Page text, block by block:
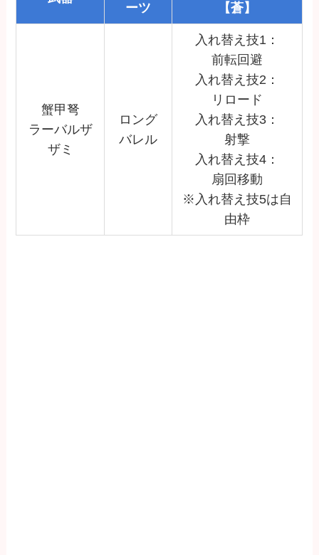
ーツ 【蒼】
蟹甲弩
ラーバルザ
ザミ
ロング
バレル
入れ替え技1：
前転回避
入れ替え技2：
リロード
入れ替え技3：
射撃
入れ替え技4：
扇回移動
※入れ替え技5は自
由枠